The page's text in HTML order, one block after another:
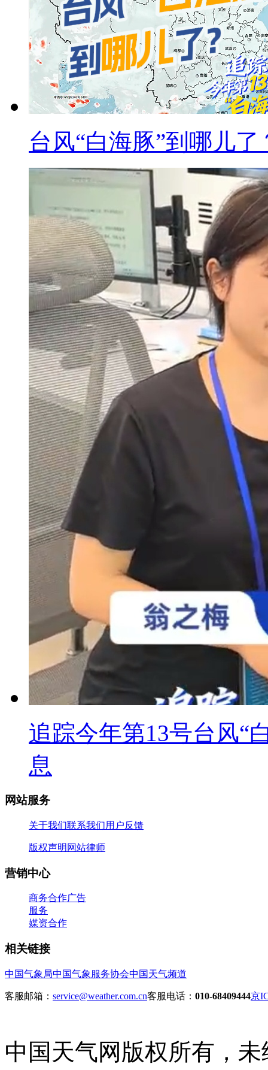
台风“白海豚”到哪儿
追踪今年第13号台风“
息
网站服务
关于我们联系我们用户反馈
版权声明 网站律师
营销中心
商务合作广告
服务
媒资合作
相关链接
中国气象局中国气象服务协会中国天气频道
客服邮箱： service@weather.com.cn客服电话： 010-68409444京
中国天气网版权所有，